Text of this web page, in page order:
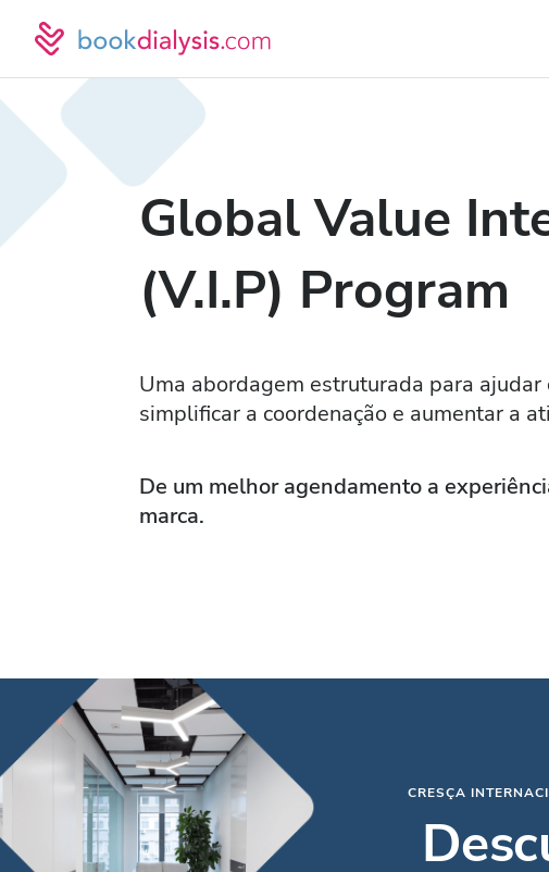
Global Value
(V.I.P) Program
Uma abordagem estruturada para
simplificar a coordenação e aumentar a
De um melhor agendamento a
marca.
CRESÇA